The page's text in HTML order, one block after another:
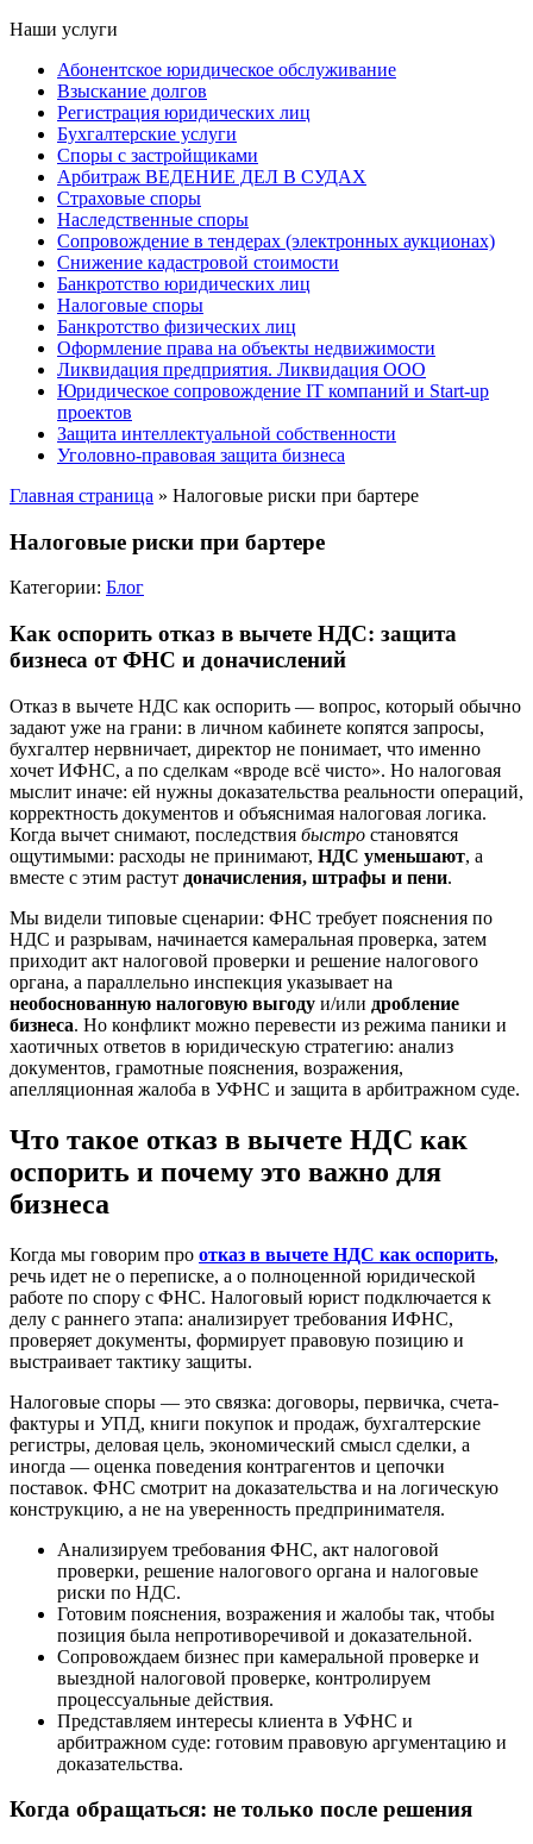
Наши услуги
Абонентское юридическое обслуживание
Взыскание долгов
Регистрация юридических лиц
Бухгалтерские услуги
Споры с застройщиками
Арбитраж ВЕДЕНИЕ ДЕЛ В СУДАХ
Страховые споры
Наследственные споры
Сопровождение в тендерах (электронных аукционах)
Снижение кадастровой стоимости
Банкротство юридических лиц
Налоговые споры
Банкротство физических лиц
Оформление права на объекты недвижимости
Ликвидация предприятия. Ликвидация ООО
Юридическое сопровождение IT компаний и Start-up
проектов
Защита интеллектуальной собственности
Уголовно-правовая защита бизнеса
Главная страница » Налоговые риски при бартере
Налоговые риски при бартере
Категории: Блог
Как оспорить отказ в вычете НДС: защита
бизнеса от ФНС и доначислений
Отказ в вычете НДС как оспорить — вопрос, который обычно
задают уже на грани: в личном кабинете копятся запросы,
бухгалтер нервничает, директор не понимает, что именно
хочет ИФНС, а по сделкам «вроде всё чисто». Но налоговая
мыслит иначе: ей нужны доказательства реальности операций,
корректность документов и объяснимая налоговая логика.
Когда вычет снимают, последствия быстро становятся
ощутимыми: расходы не принимают, НДС уменьшают, а
вместе с этим растут доначисления, штрафы и пени.
Мы видели типовые сценарии: ФНС требует пояснения по
НДС и разрывам, начинается камеральная проверка, затем
приходит акт налоговой проверки и решение налогового
органа, а параллельно инспекция указывает на
необоснованную налоговую выгоду и/или дробление
бизнеса. Но конфликт можно перевести из режима паники и
хаотичных ответов в юридическую стратегию: анализ
документов, грамотные пояснения, возражения,
апелляционная жалоба в УФНС и защита в арбитражном суде.
Что такое отказ в вычете НДС как
оспорить и почему это важно для
бизнеса
Когда мы говорим про отказ в вычете НДС как оспорить,
речь идет не о переписке, а о полноценной юридической
работе по спору с ФНС. Налоговый юрист подключается к
делу с раннего этапа: анализирует требования ИФНС,
проверяет документы, формирует правовую позицию и
выстраивает тактику защиты.
Налоговые споры — это связка: договоры, первичка, счета-
фактуры и УПД, книги покупок и продаж, бухгалтерские
регистры, деловая цель, экономический смысл сделки, а
иногда — оценка поведения контрагентов и цепочки
поставок. ФНС смотрит на доказательства и на логическую
конструкцию, а не на уверенность предпринимателя.
Анализируем требования ФНС, акт налоговой
проверки, решение налогового органа и налоговые
риски по НДС.
Готовим пояснения, возражения и жалобы так, чтобы
позиция была непротиворечивой и доказательной.
Сопровождаем бизнес при камеральной проверке и
выездной налоговой проверке, контролируем
процессуальные действия.
Представляем интересы клиента в УФНС и
арбитражном суде: готовим правовую аргументацию и
доказательства.
Когда обращаться: не только после решения